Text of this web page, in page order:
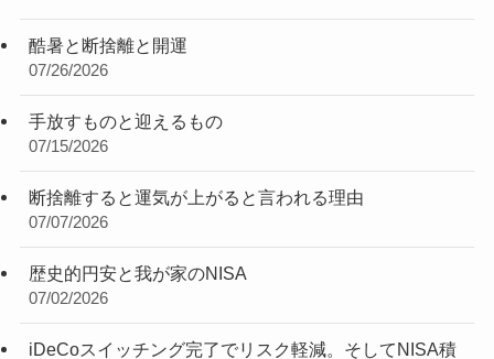
酷暑と断捨離と開運
07/26/2026
手放すものと迎えるもの
07/15/2026
断捨離すると運気が上がると言われる理由
07/07/2026
歴史的円安と我が家のNISA
07/02/2026
iDeCoスイッチング完了でリスク軽減。そしてNISA積